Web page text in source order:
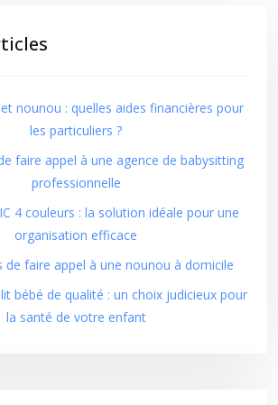
nounou : quelles aides financières pour
les particuliers ?
faire appel à une agence de babysitting
professionnelle
4 couleurs : la solution idéale pour une
organisation efficace
de faire appel à une nounou à domicile
bébé de qualité : un choix judicieux pour
la santé de votre enfant